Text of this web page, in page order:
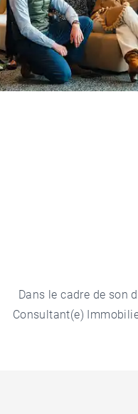
Dans le cadre de son
Consultant(e)